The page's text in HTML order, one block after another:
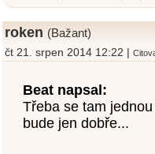
roken (Bažant)
čt 21. srpen 2014 12:22 |
Beat napsal:
Třeba se tam
bude jen dobře...